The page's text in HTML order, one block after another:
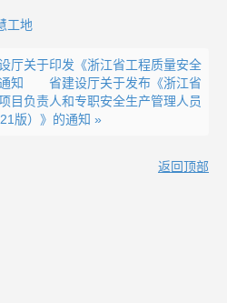
工地
厅关于印发《浙江省工程质量安全
知
省建设厅关于发布《浙江省
目负责人和专职安全生产管理人员
版）》的通知 »
返回顶部